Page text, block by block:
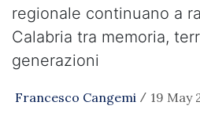
regionale continuano a
Calabria tra memoria,
generazioni
Francesco Cangemi / 19 May